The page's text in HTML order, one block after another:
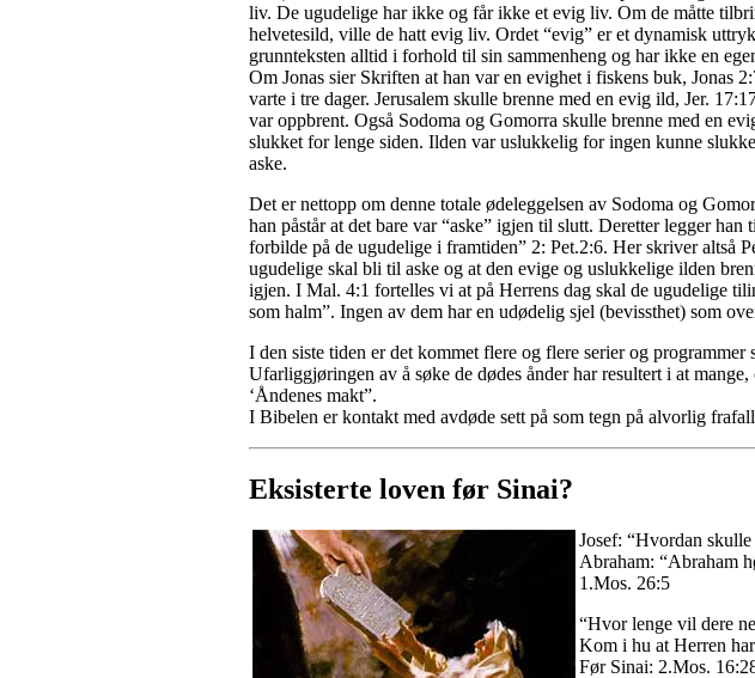
liv. De ugudelige har ikke og får ikke et evig liv. Om de måtte
helvetesild, ville de hatt evig liv. Ordet “evig” er et dynamisk
grunnteksten alltid i forhold til sin sammenheng og har ikke en
Om Jonas sier Skriften at han var en evighet i fiskens buk, Jonas
varte i tre dager. Jerusalem skulle brenne med en evig ild, Jer.
var oppbrent. Også Sodoma og Gomorra skulle brenne med en
slukket for lenge siden. Ilden var uslukkelig for ingen kunne
aske.
Det er nettopp om denne totale ødeleggelsen av Sodoma og
han påstår at det bare var “aske” igjen til slutt. Deretter legger han
forbilde på de ugudelige i framtiden” 2: Pet.2:6. Her skriver altså
ugudelige skal bli til aske og at den evige og uslukkelige ilden
igjen. I Mal. 4:1 fortelles vi at på Herrens dag skal de ugudelige
som halm”. Ingen av dem har en udødelig sjel (bevissthet) som
I den siste tiden er det kommet flere og flere serier og
Ufarliggjøringen av å søke de dødes ånder har resultert i at
‘Åndenes makt”.
I Bibelen er kontakt med avdøde sett på som tegn på alvorlig
Eksisterte loven før Sinai?
Josef: “Hvordan
Abraham: “Abraham
1.Mos. 26:5
“Hvor lenge vil dere
Kom i hu at Herren
Før Sinai: 2.Mos.